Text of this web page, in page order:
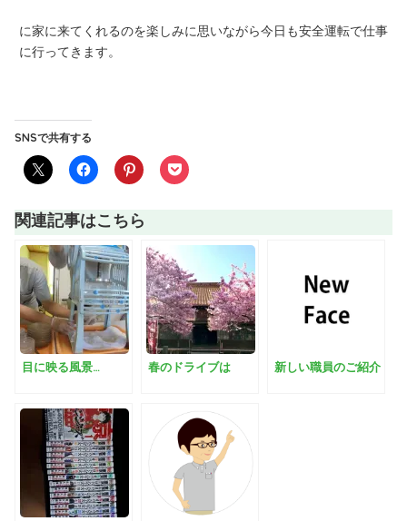
に家に来てくれるのを楽しみに思いながら今日も安全運転で仕事
に行ってきます。
SNSで共有する
関連記事はこちら
目に映る風景… 春のドライブは 新しい職員のご紹介